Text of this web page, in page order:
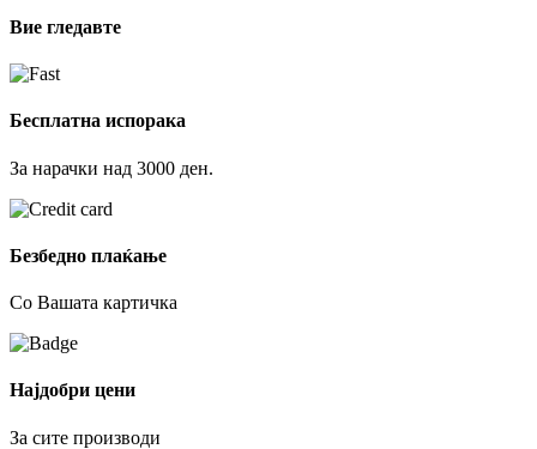
Вие гледавте
Бесплатна испорака
За нарачки над 3000 ден.
Безбедно плаќање
Со Вашата картичка
Најдобри цени
За сите производи